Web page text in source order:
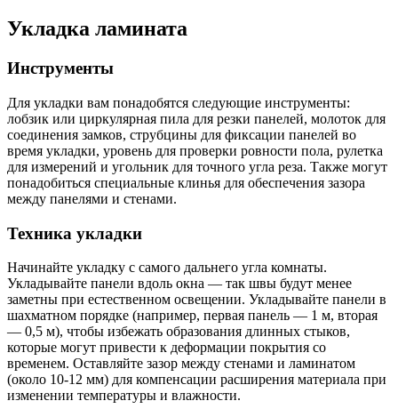
Укладка ламината
Инструменты
Для укладки вам понадобятся следующие инструменты:
лобзик или циркулярная пила для резки панелей, молоток для
соединения замков, струбцины для фиксации панелей во
время укладки, уровень для проверки ровности пола, рулетка
для измерений и угольник для точного угла реза. Также могут
понадобиться специальные клинья для обеспечения зазора
между панелями и стенами.
Техника укладки
Начинайте укладку с самого дальнего угла комнаты.
Укладывайте панели вдоль окна — так швы будут менее
заметны при естественном освещении. Укладывайте панели в
шахматном порядке (например, первая панель — 1 м, вторая
— 0,5 м), чтобы избежать образования длинных стыков,
которые могут привести к деформации покрытия со
временем. Оставляйте зазор между стенами и ламинатом
(около 10-12 мм) для компенсации расширения материала при
изменении температуры и влажности.